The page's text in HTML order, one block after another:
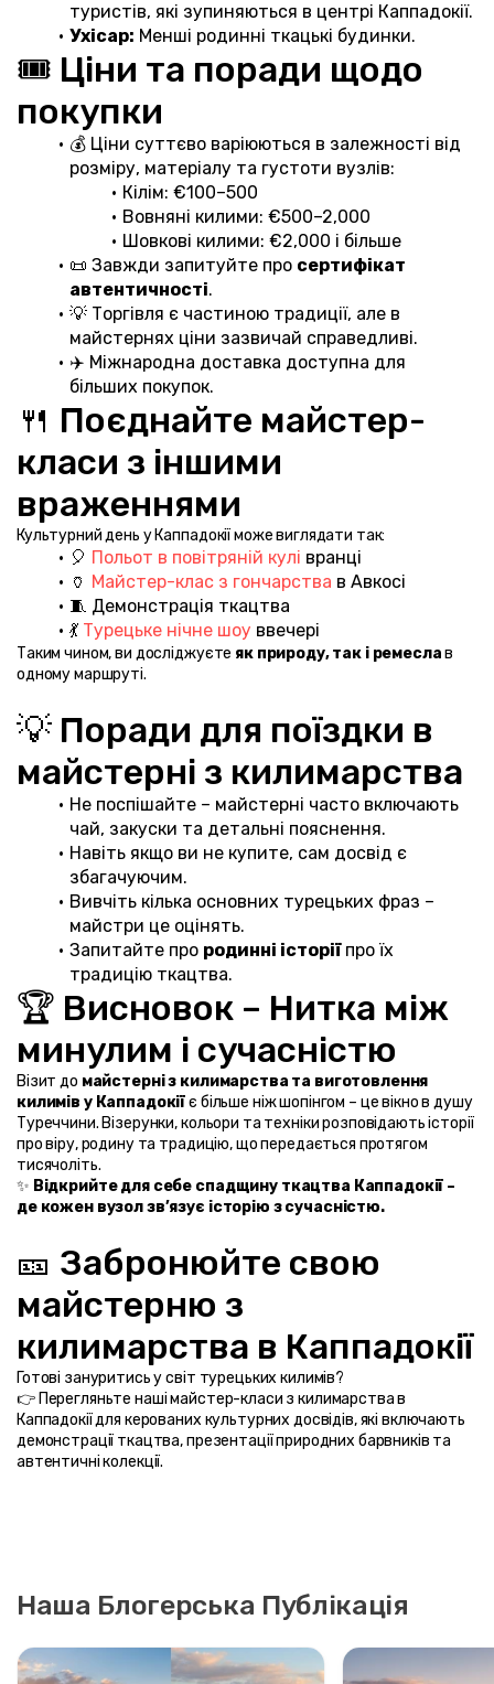
туристів, які зупиняються в центрі Каппадокії.
Ухісар: Менші родинні ткацькі будинки.
🎟️ Ціни та поради щодо
покупки
💰 Ціни суттєво варіюються в залежності від
розміру, матеріалу та густоти вузлів:
Кілім: €100–500
Вовняні килими: €500–2,000
Шовкові килими: €2,000 і більше
📜 Завжди запитуйте про сертифікат
автентичності.
💡 Торгівля є частиною традиції, але в
майстернях ціни зазвичай справедливі.
✈️ Міжнародна доставка доступна для
більших покупок.
🍴 Поєднайте майстер-
класи з іншими
враженнями
Культурний день у Каппадокії може виглядати так:
🎈 Польот в повітряній кулі вранці
🏺 Майстер-клас з гончарства в Авкосі
🧵 Демонстрація ткацтва
💃 Турецьке нічне шоу ввечері
Таким чином, ви досліджуєте як природу, так і ремесла в
одному маршруті.
💡 Поради для поїздки в
майстерні з килимарства
Не поспішайте – майстерні часто включають
чай, закуски та детальні пояснення.
Навіть якщо ви не купите, сам досвід є
збагачуючим.
Вивчіть кілька основних турецьких фраз –
майстри це оцінять.
Запитайте про родинні історії про їх
традицію ткацтва.
🏆 Висновок – Нитка між
минулим і сучасністю
Візит до майстерні з килимарства та виготовлення
килимів у Каппадокії є більше ніж шопінгом – це вікно в душу
Туреччини. Візерунки, кольори та техніки розповідають історії
про віру, родину та традицію, що передається протягом
тисячоліть.
✨ Відкрийте для себе спадщину ткацтва Каппадокії –
де кожен вузол зв’язує історію з сучасністю.
🎫 Забронюйте свою
майстерню з
килимарства в Каппадокії
Готові зануритись у світ турецьких килимів?
👉 Перегляньте наші майстер-класи з килимарства в
Каппадокії для керованих культурних досвідів, які включають
демонстрації ткацтва, презентації природних барвників та
автентичні колекції.
Наша Блогерська Публікація